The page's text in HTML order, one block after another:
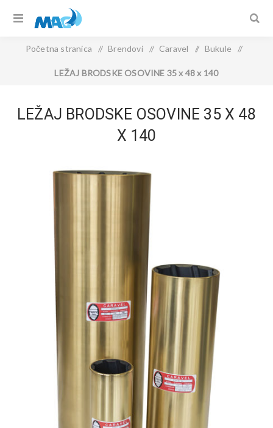
Početna stranica / Brendovi / Caravel / Bukule /
LEŽAJ BRODSKE OSOVINE 35 x 48 x 140
LEŽAJ BRODSKE OSOVINE 35 X 48
X 140